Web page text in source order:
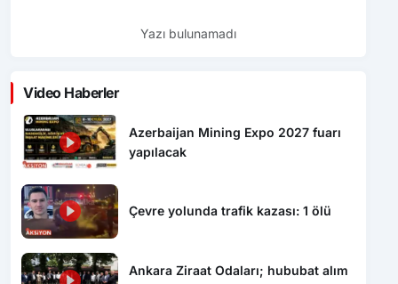
Yazı bulunamadı
Video Haberler
Azerbaijan Mining Expo 2027 fuarı
yapılacak
Çevre yolunda trafik kazası: 1 ölü
Ankara Ziraat Odaları; hububat alım